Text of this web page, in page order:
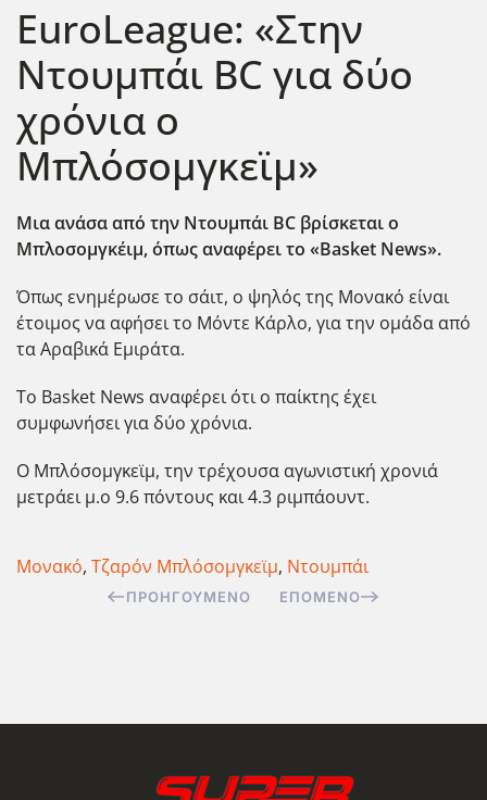
ΕuroLeague: «Στην
Ντουμπάι BC για δύο
χρόνια ο
Μπλόσομγκεϊμ»
Μια ανάσα από την Ντουμπάι BC βρίσκεται ο
Μπλοσομγκέιμ, όπως αναφέρει το «Βasket News».
Όπως ενημέρωσε το σάιτ, ο ψηλός της Μονακό είναι
έτοιμος να αφήσει το Μόντε Κάρλο, για την ομάδα από
τα Αραβικά Εμιράτα.
Το Basket News αναφέρει ότι ο παίκτης έχει
συμφωνήσει για δύο χρόνια.
Ο Μπλόσομγκεϊμ, την τρέχουσα αγωνιστική χρονιά
μετράει μ.ο 9.6 πόντους και 4.3 ριμπάουντ.
Μονακό, Τζαρόν Μπλόσομγκεϊμ, Ντουμπάι
ΠΡΟΗΓΟΎΜΕΝΟ ΕΠΌΜΕΝΟ